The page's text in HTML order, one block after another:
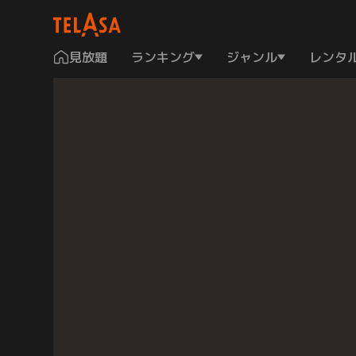
見放題 ランキング ジャンル レンタ